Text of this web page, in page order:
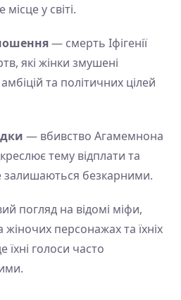
у світі.
— смерть Іфігенії
які жінки змушені
та політичних цілей
— вбивство Агамемнона
тему відплати та
залишаються безкарними.
погляд на відомі міфи,
персонажах та їхніх
їхні голоси часто